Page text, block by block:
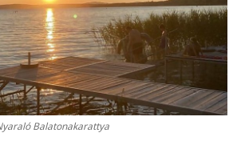
Balatonakarattya